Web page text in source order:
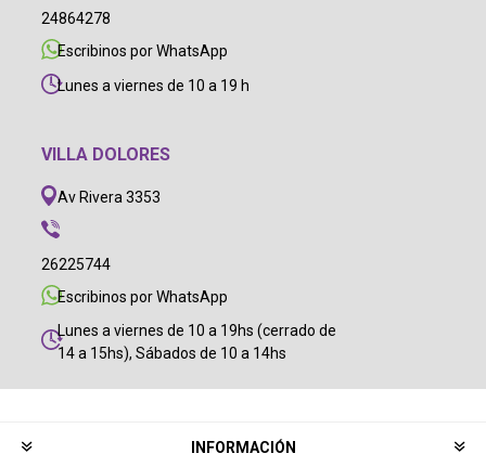
24864278
Escribinos por WhatsApp
Lunes a viernes de 10 a 19 h
VILLA DOLORES
Av Rivera 3353
26225744
Escribinos por WhatsApp
Lunes a viernes de 10 a 19hs (cerrado de
14 a 15hs), Sábados de 10 a 14hs
INFORMACIÓN